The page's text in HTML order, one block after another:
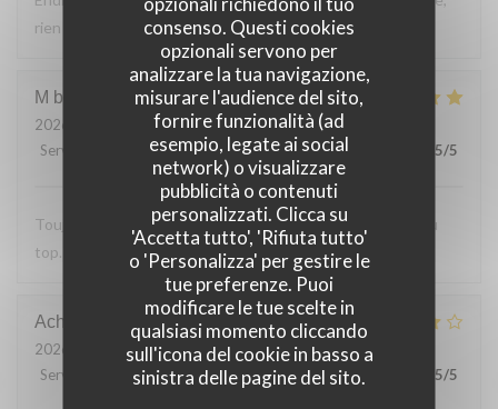
consenso. Questi cookies
opzionali servono per
analizzare la tua navigazione,
misurare l'audience del sito,
fornire funzionalità (ad
esempio, legate ai social
network) o visualizzare
pubblicità o contenuti
personalizzati. Clicca su
'Accetta tutto', 'Rifiuta tutto'
o 'Personalizza' per gestire le
tue preferenze. Puoi
modificare le tue scelte in
qualsiasi momento cliccando
sull'icona del cookie in basso a
sinistra delle pagine del sito.
rien a reprocher sur les plats.
M bouchon
2026-07-24
- 19:30 - Ospiti 2
Servizio
Atmosfera:5/5 Cucina :5 /5 Qualità / Prezzo 5/5
Toujours Aussi bon avec les produits locaux, l'accueil et au
top. Lo
Achim
2026-07-24
- 19:30 - Ospiti 2
Servizio
Atmosfera : 4/5 Cucina: 4 /5 Qualità / Prezzo 5/5